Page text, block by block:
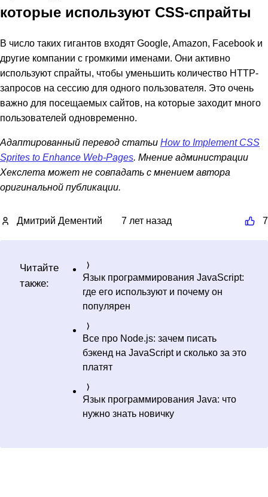
которые используют CSS-спрайты
В число таких гигантов входят Google, Amazon, Facebook и
другие компании с громкими именами. Они активно
используют спрайты, чтобы уменьшить количество HTTP-
запросов на сессию для одного пользователя. Это очень
важно для посещаемых сайтов, на которые заходит много
пользователей одновременно.
Адаптированный перевод статьи How to Implement CSS
Sprites to Enhance Web-Pages. Мнение администрации
Хекслета может не совпадать с мнением автора
оригинальной публикации.
Дмитрий Дементий 7 лет назад 7
Читайте
также:
Язык программирования JavaScript:
где его используют и почему он
популярен
Все про Node.js: зачем писать
бэкенд на JavaScript и сколько за это
платят
Язык программирования Java: что
нужно знать новичку